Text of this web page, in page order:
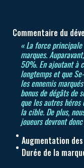
Commentaire du
« La force
marques.
50%. En ajoutant à
longtemps et que
les ennemis
bonus de dégâts de
que les autres
la cible. De plus,
joueurs devront
Augmentation
Durée de la